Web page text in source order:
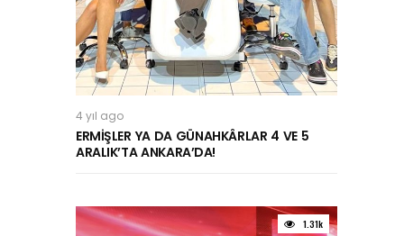
4 yıl ago
ERMİŞLER YA DA GÜNAHKÂRLAR 4 VE 5
ARALIK’TA ANKARA’DA!
1.31k